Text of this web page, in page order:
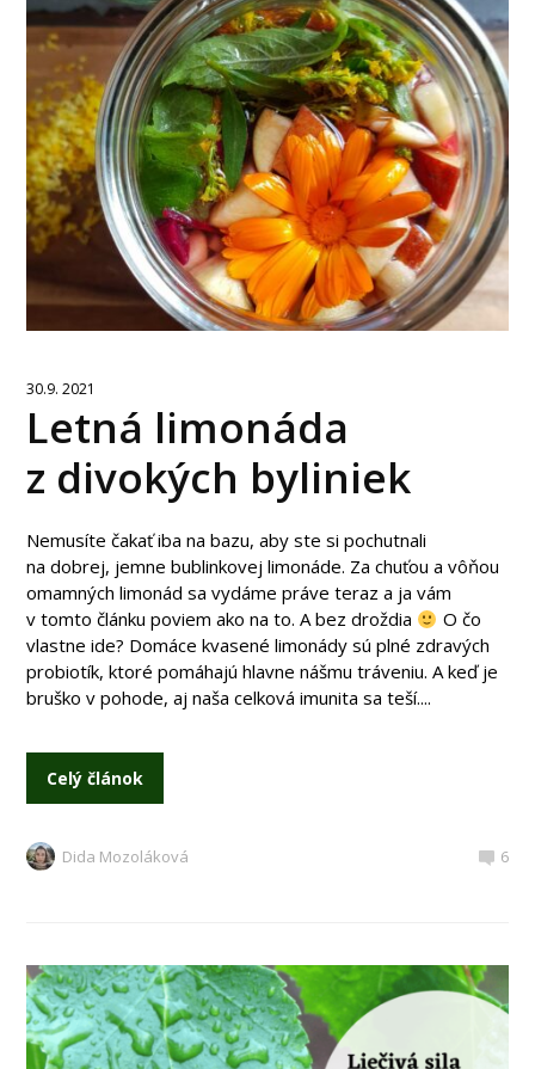
30.9. 2021
Letná limonáda
z divokých byliniek
Nemusíte čakať iba na bazu, aby ste si pochutnali
na dobrej, jemne bublinkovej limonáde. Za chuťou a vôňou
omamných limonád sa vydáme práve teraz a ja vám
v tomto článku poviem ako na to. A bez droždia
O čo
vlastne ide? Domáce kvasené limonády sú plné zdravých
probiotík, ktoré pomáhajú hlavne nášmu tráveniu. A keď je
bruško v pohode, aj naša celková imunita sa teší....
Celý článok
Dida Mozoláková 6